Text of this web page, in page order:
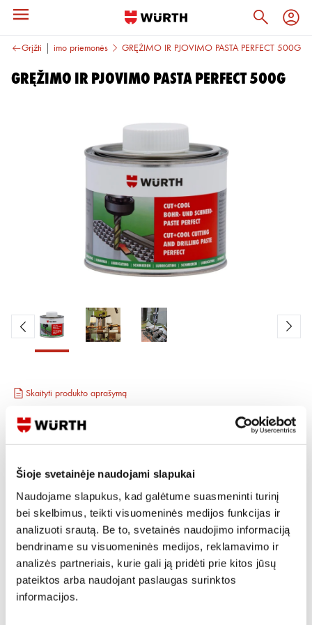
Šioje svetainėje naudojami slapukai
Naudojame slapukus, kad galėtume suasmeninti turinį
bei skelbimus, teikti visuomeninės medijos funkcijas ir
analizuoti srautą. Be to, svetainės naudojimo informaciją
bendriname su visuomeninės medijos, reklamavimo ir
analizės partneriais, kurie gali ją pridėti prie kitos jūsų
pateiktos arba naudojant paslaugas surinktos
informacijos.
Grįžti
ir suvirinimo priemonės GRĘŽIMO IR PJOVIMO PASTA PERFECT 500G
GRĘŽIMO IR PJOVIMO PASTA PERFECT 500G
Skaityti produkto aprašymą
Produkto Nr. 0893 050 010
Prisijungti / Registruotis
Rašyti užklausą
Reikia daugiau informacijos?
Rodyti artimiausią parduotuvę
Skambinti: